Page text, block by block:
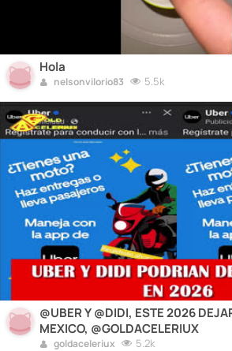
Hola
nelsonvilorio83 5.5k
@UBER Y @DIDI, ESTE 2026
MEXICO, @GOLDACELERIUX
goldaceleriux 5.2k